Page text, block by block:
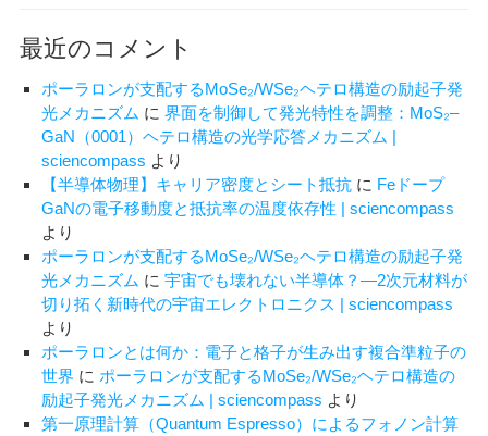
最近のコメント
ポーラロンが支配するMoSe₂/WSe₂ヘテロ構造の励起子発
光メカニズム に 界面を制御して発光特性を調整：MoS₂–
GaN（0001）ヘテロ構造の光学応答メカニズム |
sciencompass より
【半導体物理】キャリア密度とシート抵抗に Feドープ
GaNの電子移動度と抵抗率の温度依存性 | sciencompass
より
ポーラロンが支配するMoSe₂/WSe₂ヘテロ構造の励起子発
光メカニズム に 宇宙でも壊れない半導体？―2次元材料が
切り拓く新時代の宇宙エレクトロニクス | sciencompass
より
ポーラロンとは何か：電子と格子が生み出す複合準粒子の
世界 に ポーラロンが支配するMoSe₂/WSe₂ヘテロ構造の
励起子発光メカニズム | sciencompass より
第一原理計算（Quantum Espresso）によるフォノン計算